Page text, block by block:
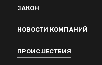
ЗАКОН
НОВОСТИ КОМПАНИЙ
ПРОИСШЕСТВИЯ